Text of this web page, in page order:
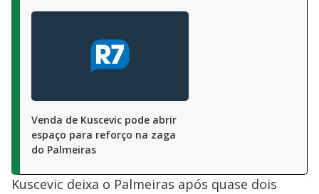
Venda de Kuscevic pode abrir
espaço para reforço na zaga
do Palmeiras
Kuscevic deixa o Palmeiras após quase dois